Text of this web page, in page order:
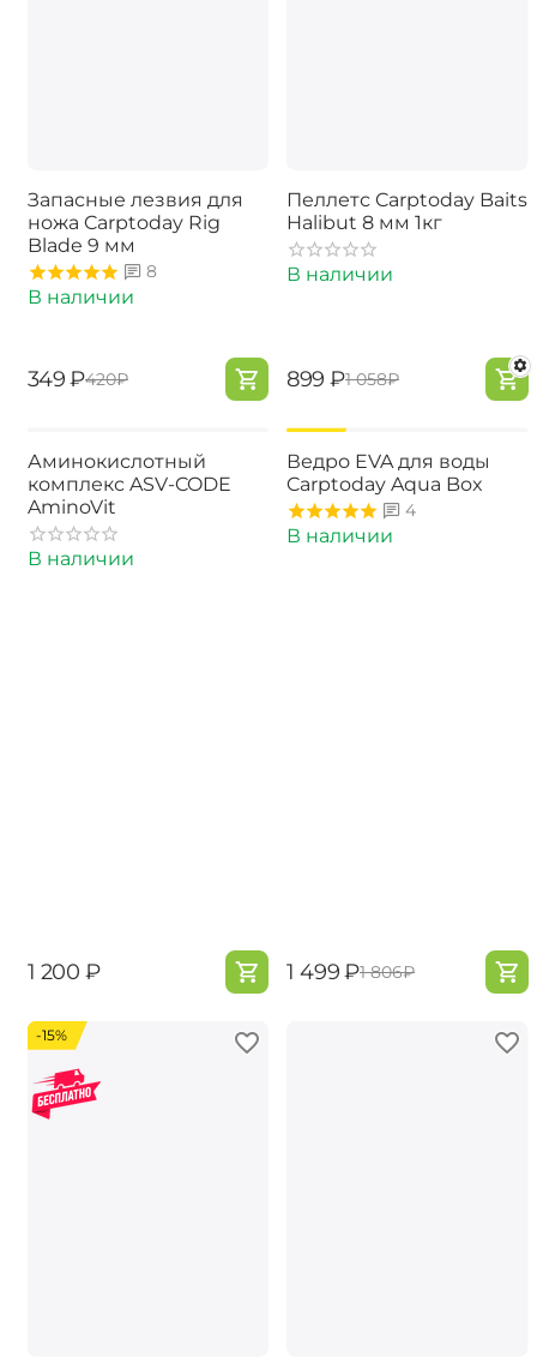
Запасные лезвия для
ножа Carptoday Rig
Blade 9 мм
8
В наличии
‍349‍ ₽‍420‍₽
Пеллетс Carptoday Baits
Halibut 8 мм 1кг
В наличии
‍899‍ ₽‍1 058‍₽
Аминокислотный
комплекс ASV-CODE
AminoVit
В наличии
‍1 200‍ ₽
Ведро EVA для воды
Carptoday Aqua Box
4
В наличии
‍1 499‍₽‍1 806‍₽
-15%